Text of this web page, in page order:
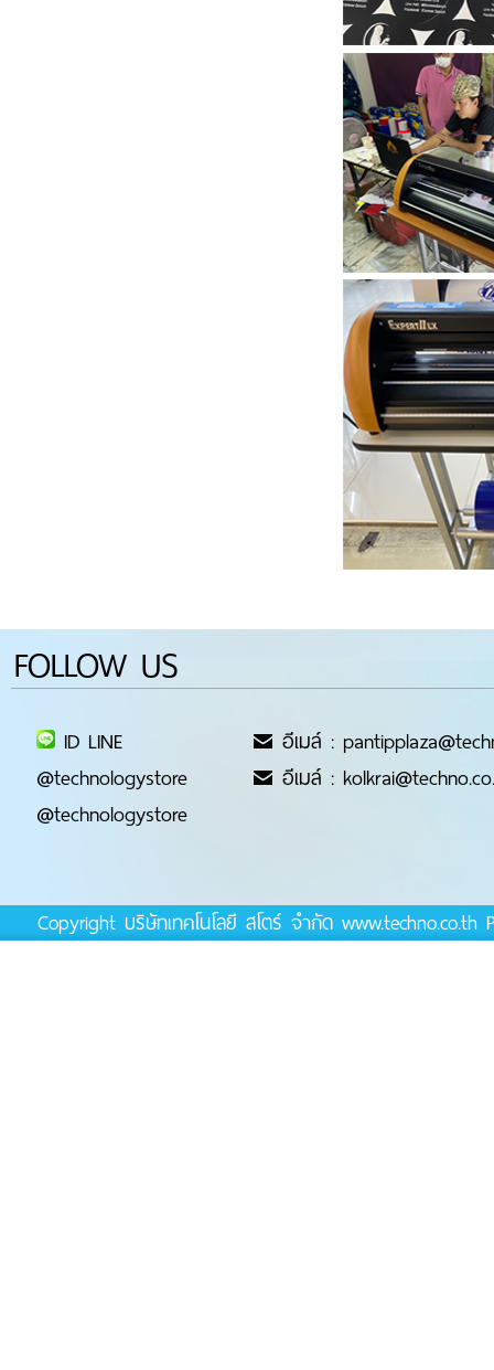
FOLLOW US
ID LINE
@technologystore
@technologystore
อีเมล์ :
อีเมล์ :
Copyright บริษัทเทคโนโลยี สโตร์ จำกัด